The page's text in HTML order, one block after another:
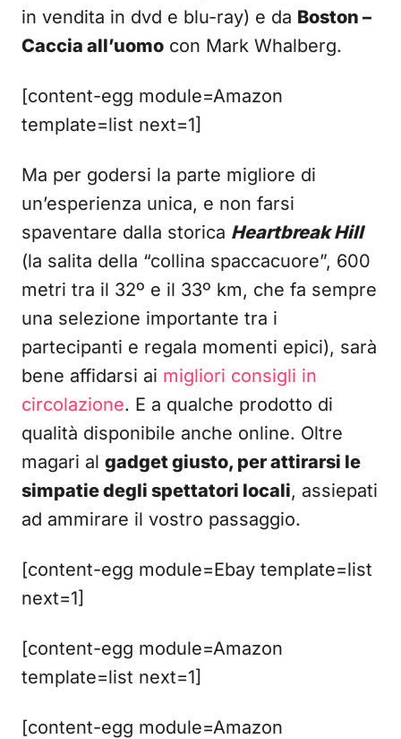
in vendita in dvd e blu-ray) e da Boston –
Caccia all’uomo con Mark Whalberg.
[content-egg module=Amazon
template=list next=1]
Ma per godersi la parte migliore di
un’esperienza unica, e non farsi
spaventare dalla storica Heartbreak Hill
(la salita della “collina spaccacuore”, 600
metri tra il 32º e il 33º km, che fa sempre
una selezione importante tra i
partecipanti e regala momenti epici), sarà
bene affidarsi ai migliori consigli in
circolazione. E a qualche prodotto di
qualità disponibile anche online. Oltre
magari al gadget giusto, per attirarsi le
simpatie degli spettatori locali, assiepati
ad ammirare il vostro passaggio.
[content-egg module=Ebay template=list
next=1]
[content-egg module=Amazon
template=list next=1]
[content-egg module=Amazon